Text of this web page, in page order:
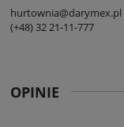
hurtownia@darymex.pl
(+48) 32 21-11-777
OPINIE